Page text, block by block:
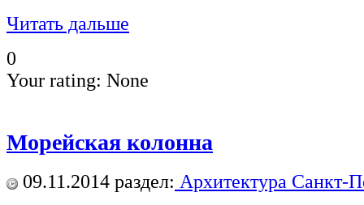
Читать дальше
0
Your rating: None
Морейская колонна
09.11.2014 раздел: Архитектура Санкт-